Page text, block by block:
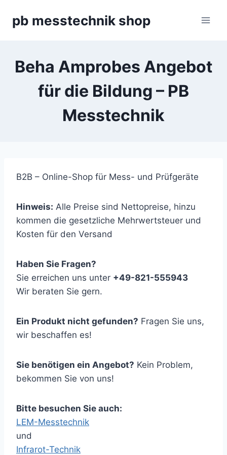
Inhaltpb messtechnik shop
Beha Amprobes Angebot
für die Bildung – PB
Messtechnik
B2B – Online-Shop für Mess- und Prüfgeräte
Hinweis: Alle Preise sind Nettopreise, hinzu
kommen die gesetzliche Mehrwertsteuer und
Kosten für den Versand
Haben Sie Fragen?
Sie erreichen uns unter +49-821-555943
Wir beraten Sie gern.
Ein Produkt nicht gefunden? Fragen Sie uns,
wir beschaffen es!
Sie benötigen ein Angebot? Kein Problem,
bekommen Sie von uns!
Bitte besuchen Sie auch:
LEM-Messtechnik
und
Infrarot-Technik